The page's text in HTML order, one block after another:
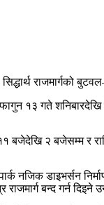
राजमार्गको
१३ गते शनिबारदेखि
बजेदेखि २ बजेसम्म
पार्क नजिक डाइभर्सन
बन्द गर्न दिइने